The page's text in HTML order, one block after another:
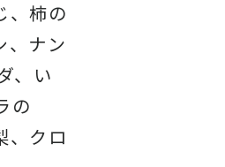
、柿の
、ナン
、い
の
、クロ